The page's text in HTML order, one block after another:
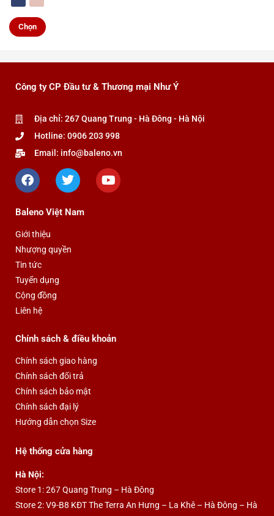
Chọn
trên
trang
sản
Công ty CP Đầu tư & Thương mại Như Ý
Địa chỉ: 267 Quang Trung - Hà Đông - Hà Nội
Hotline: 0906 203 998
Email: info@baleno.vn
F
a
c
b
o
o
k
T
w
i
t
Y
o
u
Baleno Việt Nam
Giới thiệu
Nhượng quyền
Tin tức
Tuyển dụng
Cộng đồng
Liên hệ
Chính sách & điều khoản
Chính sách giao hàng
Chính sách đổi trả
Chính sách bảo mật
Chính sách đại lý
Hướng dẫn chọn Size
Hệ thống cửa hàng
Hà Nội:
Store 1: 267 Quang Trung – Hà Đông
Store 2: V9-B8 KĐT The Terra An Hưng – La Khê – Hà Đông – Hà